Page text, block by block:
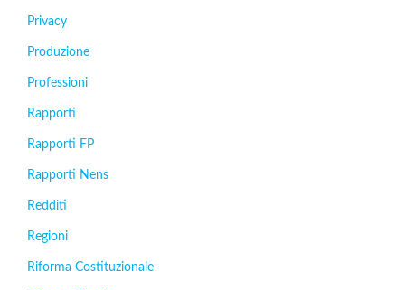
Privacy
Produzione
Professioni
Rapporti
Rapporti FP
Rapporti Nens
Redditi
Regioni
Riforma Costituzionale